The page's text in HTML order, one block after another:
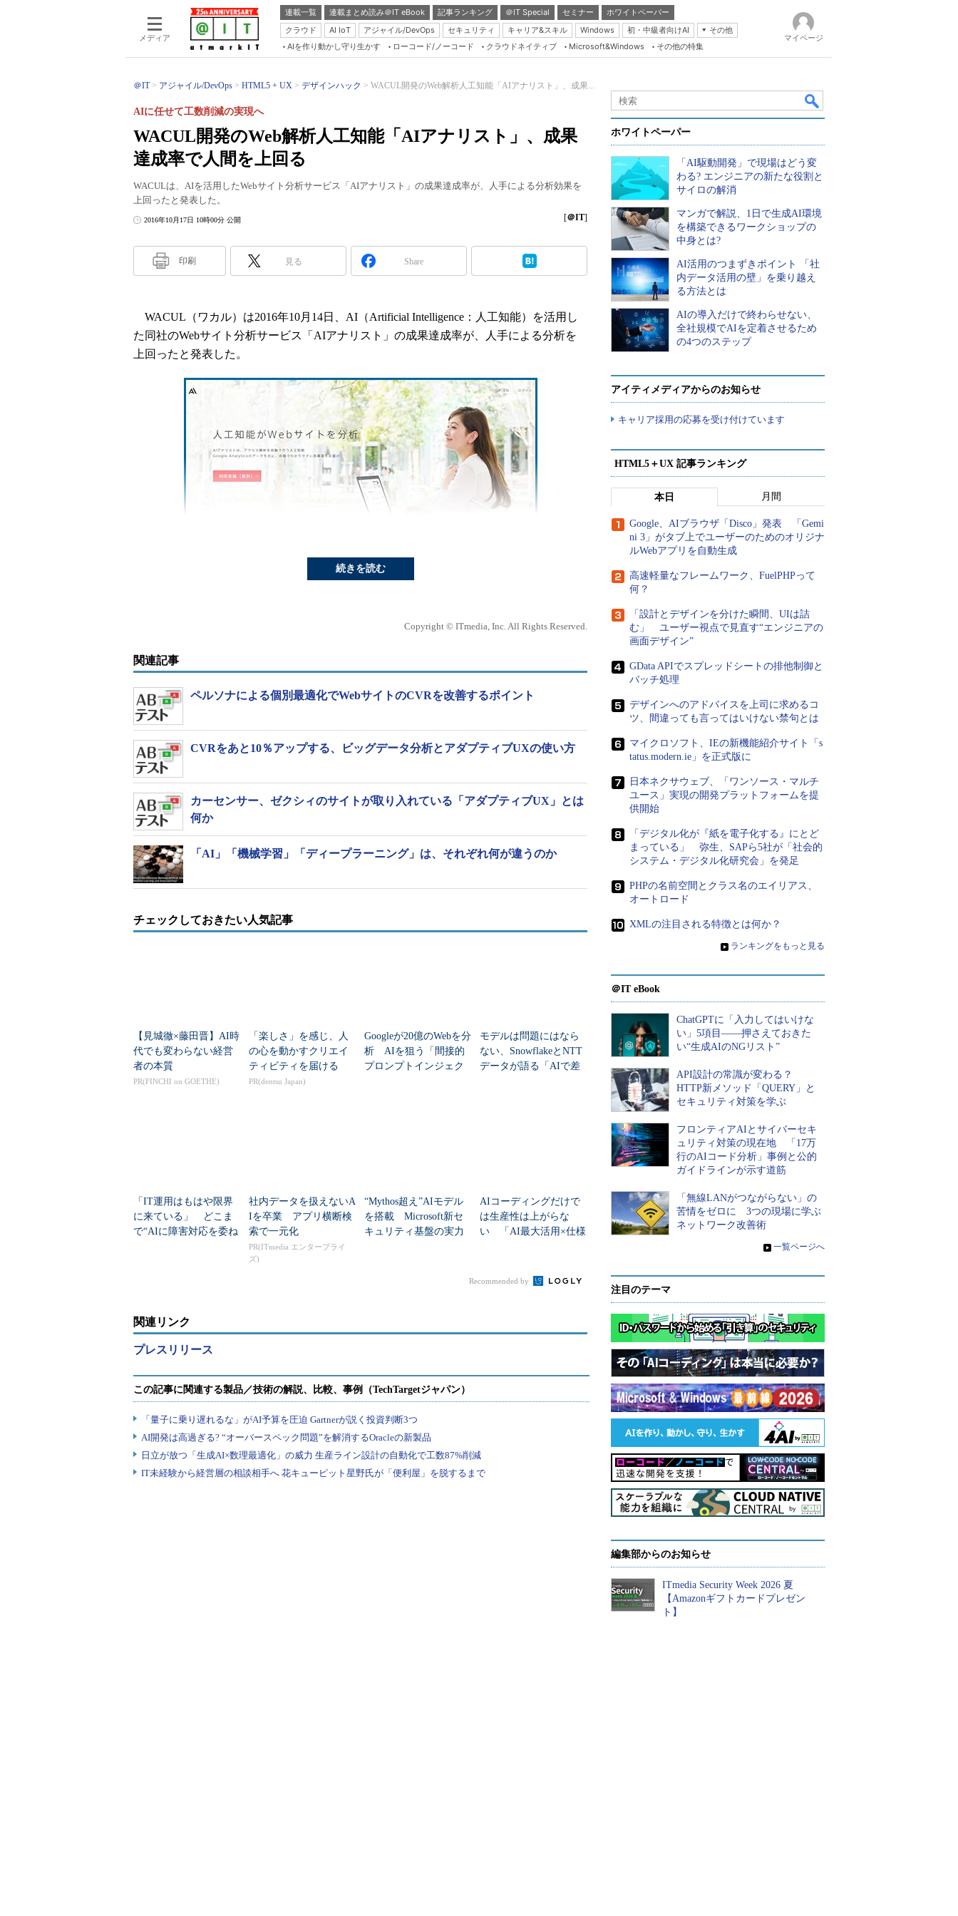
メディア
連載一覧 連載まとめ読み＠IT eBook 記事ランキング ＠IT Special セミナー
ホワイトペーパー
クラウド
AI IoT アジャイル/DevOps セキュリティ キャリア&スキル Windows 初・中級者向けAI
その他
Server & Storage
Java Agile
Database Expert
Linux ＆ OSS
Master of IP Network
Security & Trust
AIを作り動かし守り生かす ローコード/ノーコード クラウドネイティブ Microsoft&Windows その他の特集
マイページ
＠IT アジャイル/DevOps HTML5 + UX デザインハック WACUL開発のWeb解析人工知能「AIアナリスト」、成果...
WACUL開発のWeb解析人工知能「AIアナリスト」、成果
達成率で人間を上回る
AIに任せて工数削減の実現へ
WACULは、AIを活用したWebサイト分析サービス「AIアナリスト」の成果達成率が、人手による分析効果を
上回ったと発表した。
2016年10月17日 10時00分 公開 [＠IT]
印刷 見る Share
WACUL（ワカル）は2016年10月14日、AI（Artificial Intelligence：人工知能）を活用し
た同社のWebサイト分析サービス「AIアナリスト」の成果達成率が、人手による分析を
上回ったと発表した。
AIアナリストの成果は、WebサイトのCVR（Conversion Rate：アクセスにより購買など
ィングサービスによる成果（約30％）に対し、AIアナリストの分析によって示された改
約5日短縮できたという。
AIアナリストでは、Google Analyticsのアクセス解析データなどから、AIを用いて行動
傾向などを分析。得られた知見とWebサイトの課題に応じた改善方針を提案する。主に、
「Web解析やSEO（Search Engine Optimization：検索エンジン最適化）のための対策専任
者を置く予算を取れない」、あるいは、「Webサイトのデータは取っているが、どう使用
していいのかが分からない」といった中小企業に向け、データを“見える化”する作業の
大幅な工数削減につながるAIによるサービスも今後拡販していきたいという。
続きを読む
Copyright © ITmedia, Inc. All Rights Reserved.
関連記事
ペルソナによる個別最適化でWebサイトのCVRを改善するポイント
CVRをあと10％アップする、ビッグデータ分析とアダプティブUXの使い方
カーセンサー、ゼクシィのサイトが取り入れている「アダプティブUX」とは
何か
「AI」「機械学習」「ディープラーニング」は、それぞれ何が違うのか
チェックしておきたい人気記事
【見城徹×藤田晋】AI時
代でも変わらない経営
者の本質
PR(FINCHI on GOETHE)
「楽しさ」を感じ、人
の心を動かすクリエイ
ティビティを届ける
PR(dentsu Japan)
Googleが20億のWebを分
析 AIを狙う「間接的
プロンプトインジェク
モデルは問題にはなら
ない、SnowflakeとNTT
データが語る「AIで差
「IT運用はもはや限界
に来ている」 どこま
で“AIに障害対応を委ね
社内データを扱えないA
Iを卒業 アプリ横断検
索で一元化
PR(ITmedia エンタープライ
ズ)
“Mythos超え”AIモデル
を搭載 Microsoft新セ
キュリティ基盤の実力
AIコーディングだけで
は生産性は上がらな
い 「AI最大活用×仕様
Recommended by
関連リンク
プレスリリース
ホワイトペーパー
「AI駆動開発」で現場はどう変
わる? エンジニアの新たな役割と
サイロの解消
マンガで解説、1日で生成AI環境
を構築できるワークショップの
中身とは?
AI活用のつまずきポイント 「社
内データ活用の壁」を乗り越え
る方法とは
AIの導入だけで終わらせない、
全社規模でAIを定着させるため
の4つのステップ
アイティメディアからのお知らせ
キャリア採用の応募を受け付けています
HTML5＋UX 記事ランキング
本日 月間
Google、AIブラウザ「Disco」発表 「Gemi
ni 3」がタブ上でユーザーのためのオリジナ
ルWebアプリを自動生成
高速軽量なフレームワーク、FuelPHPって
何？
「設計とデザインを分けた瞬間、UIは詰
む」 ユーザー視点で見直す“エンジニアの
画面デザイン”
GData APIでスプレッドシートの排他制御と
バッチ処理
デザインへのアドバイスを上司に求めるコ
ツ、間違っても言ってはいけない禁句とは
マイクロソフト、IEの新機能紹介サイト「s
tatus.modern.ie」を正式版に
日本ネクサウェブ、「ワンソース・マルチ
ユース」実現の開発プラットフォームを提
供開始
「デジタル化が『紙を電子化する』にとど
まっている」 弥生、SAPら5社が「社会的
システム・デジタル化研究会」を発足
PHPの名前空間とクラス名のエイリアス、
オートロード
XMLの注目される特徴とは何か？
» ランキングをもっと見る
＠IT eBook
ChatGPTに「入力してはいけな
い」5項目――押さえておきた
い“生成AIのNGリスト”
API設計の常識が変わる？
HTTP新メソッド「QUERY」と
セキュリティ対策を学ぶ
フロンティアAIとサイバーセキ
ュリティ対策の現在地 「17万
行のAIコード分析」事例と公的
ガイドラインが示す道筋
「無線LANがつながらない」の
苦情をゼロに 3つの現場に学ぶ
ネットワーク改善術
» 一覧ページへ
注目のテーマ
編集部からのお知らせ
ITmedia Security Week 2026 夏
【Amazonギフトカードプレゼン
ト】